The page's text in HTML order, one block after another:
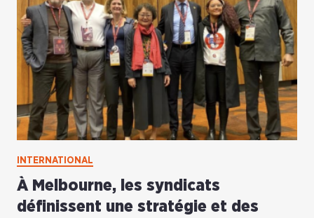
INTERNATIONAL
À Melbourne, les syndicats
définissent une stratégie et des